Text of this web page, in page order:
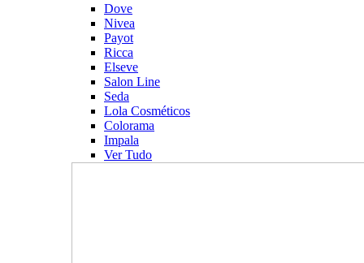
Dove
Nivea
Payot
Ricca
Elseve
Salon Line
Seda
Lola Cosméticos
Colorama
Impala
Ver Tudo